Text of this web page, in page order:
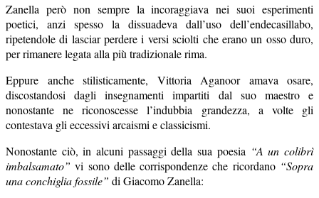
Zanella però non sempre la incoraggiava nei suoi esperimenti
poetici, anzi spesso la dissuadeva dall’uso dell’endecasillabo,
ripetendole di lasciar perdere i versi sciolti che erano un osso duro,
per rimanere legata alla più tradizionale rima.
Eppure anche stilisticamente, Vittoria Aganoor amava osare,
discostandosi dagli insegnamenti impartiti dal suo maestro e
nonostante ne riconoscesse l’indubbia grandezza, a volte gli
contestava gli eccessivi arcaismi e classicismi.
Nonostante ciò, in alcuni passaggi della sua poesia “A un colibrì
imbalsamato” vi sono delle corrispondenze che ricordano “Sopra
una conchiglia fossile” di Giacomo Zanella: